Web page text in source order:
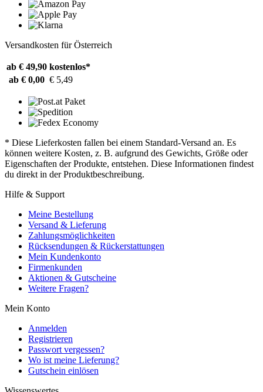
Versandkosten für Österreich
ab € 49,90 kostenlos*
ab € 0,00 € 5,49
* Diese Lieferkosten fallen bei einem Standard-Versand an. Es
können weitere Kosten, z. B. aufgrund des Gewichts, Größe oder
Eigenschaften der Produkte, entstehen. Diese Informationen findest
du direkt in der Produktbeschreibung.
Hilfe & Support
Meine Bestellung
Versand & Lieferung
Zahlungsmöglichkeiten
Rücksendungen & Rückerstattungen
Mein Kundenkonto
Firmenkunden
Aktionen & Gutscheine
Weitere Fragen?
Mein Konto
Anmelden
Registrieren
Passwort vergessen?
Wo ist meine Lieferung?
Gutschein einlösen